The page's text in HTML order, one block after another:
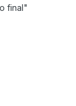
final"